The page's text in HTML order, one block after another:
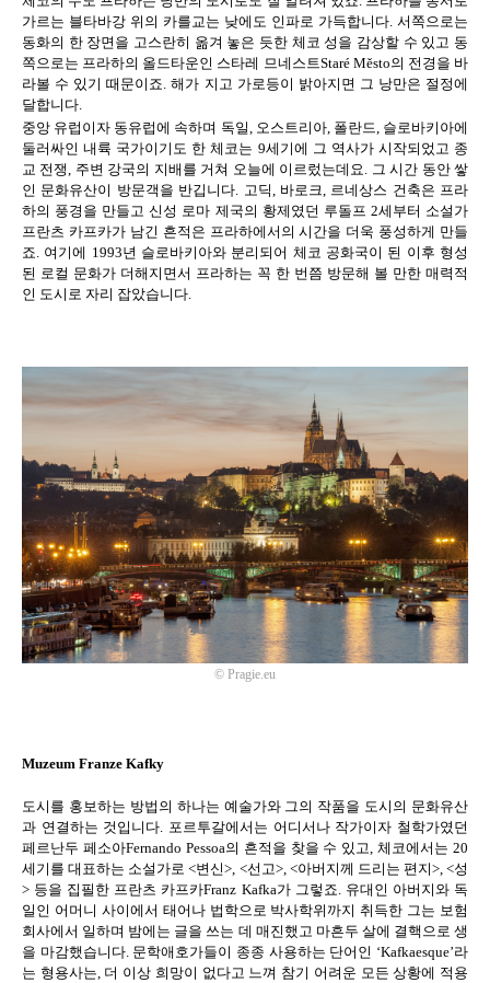
가르는 블타바강 위의 카를교는 낮에도 인파로 가득합니다. 서쪽으로는
동화의 한 장면을 고스란히 옮겨 놓은 듯한 체코 성을 감상할 수 있고 동
쪽으로는 프라하의 올드타운인 스타레 므네스트Staré Město의 전경을 바
라볼 수 있기 때문이죠.해가 지고 가로등이 밝아지면 그 낭만은 절정에
달합니다.
중앙 유럽이자 동유럽에 속하며 독일
오스트리아, 폴란드 슬로바키아에
둘러싸인 내륙 국가이기도 한 체코는 9세기에 그 역사가 시작되었고 종
교 전쟁
주변 강국의 지배를 거쳐 오늘에 이르렀는데요
그 시간 동안 쌓
인 문화유산이 방문객을 반깁니다
고딕 바로크
르네상스 건축은 프라
하의 풍경을 만들고 신성 로마 제국의 황제였던 루돌프 2세부터 소설가
프란츠 카프카가 남긴 흔적은 프라하에서의 시간을 더욱 풍성하게 만들
죠 여기에 1993년 슬로바키아와 분리되어 체코 공화국이 된 이후 형성
된 로컬 문화가 더해지면서 프라하는 꼭 한 번쯤 방문해 볼 만한 매력적
인 도시로 자리 잡았습니다
© Pragie.eu
Muzeum Franze Kafky
도시를 홍보하는 방법의 하나는 예술가와 그의 작품을 도시의 문화유산
과 연결하는 것입니다. 포르투갈에서는 어디서나 작가이자 철학가였던
페르난두 페소아Fernando Pessoa의 흔적을 찾을 수 있고,체코에서는 20
세기를 대표하는 소설가로<변신>, <선고>, <아버지께 드리는 편지>, <성
> 등을 집필한 프란츠 카프카Franz Kafka가 그렇죠. 유대인 아버지와 독
일인 어머니 사이에서 태어나 법학으로 박사학위까지 취득한 그는 보험
회사에서 일하며 밤에는 글을 쓰는 데 매진했고 마흔두 살에 결핵으로 생
을 마감했습니다. 문학애호가들이 종종 사용하는 단어인 ‘Kafkaesque’라
는 형용사는, 더 이상 희망이 없다고 느껴 참기 어려운 모든 상황에 적용